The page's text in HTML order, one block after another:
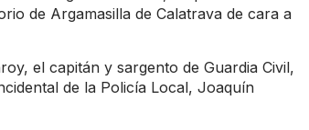
de Argamasilla de Calatrava de cara a
el capitán y sargento de Guardia Civil,
de la Policía Local, Joaquín